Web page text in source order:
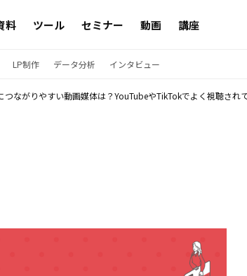
料 ツール セミナー 動画 講座
LP制作 データ分析 インタビュー
つながりやすい動画媒体は？YouTubeやTikTokでよく視聴され